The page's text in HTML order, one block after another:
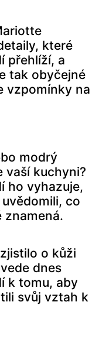
které
přehlíží, a
tak obyčejné
vzpomínky na
modrý
vaší kuchyni?
ho vyhazuje,
co
znamená.
o kůži
dnes
k tomu, aby
svůj vztah k